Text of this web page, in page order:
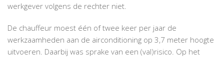
werkgever volgens de rechter niet.
De chauffeur moest één of twee keer per jaar de
werkzaamheden aan de airconditioning op 3,7 meter hoogte
uitvoeren. Daarbij was sprake van een (val)risico. Op het